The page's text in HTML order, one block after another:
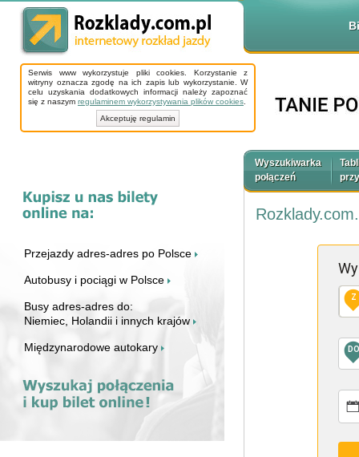
Serwis www wykorzystuje pliki cookies. Korzystanie z
witryny oznacza zgodę na ich zapis lub wykorzystanie. W
celu uzyskania dodatkowych informacji należy zapoznać
się z naszym regulaminem wykorzystywania plików cookies
Akceptuję regulamin
Przejazdy adres-adres po Polsce
Autobusy i pociągi w Polsce
Busy adres-adres do:
Niemiec, Holandii i innych krajów
Międzynarodowe autokary
Wyszukiwarka
połączeń
Z
DO